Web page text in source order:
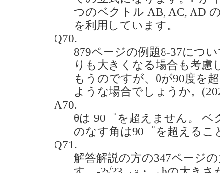
つのベクトル AB, AC, AD
を利用しています。
Q70.
879ページの例題8-37につ
りも大きくなる場合も考
もうのですが、θが90度を
ような場合でしょうか。
A70.
θは 90゜を超えません。 ベ
のなす角は90゜を超えるこ
Q71.
解答解説の方の347ページ